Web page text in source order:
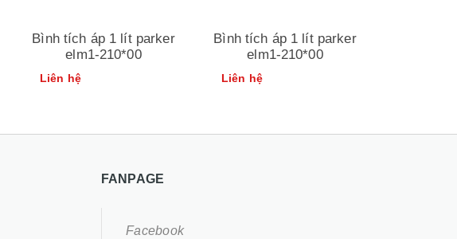
Bình tích áp 1 lít parker
elm1-210*00
Liên hệ
Bình tích áp 1 lít parker
elm1-210*00
Liên hệ
FANPAGE
Facebook